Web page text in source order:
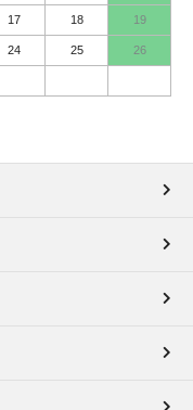
17 18 19
24 25 26